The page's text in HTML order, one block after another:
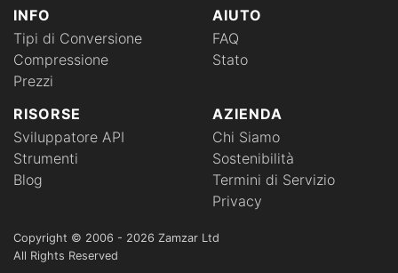
INFO
Tipi di Conversione
Compressione
Prezzi
AIUTO
FAQ
Stato
RISORSE
Sviluppatore API
Strumenti
Blog
AZIENDA
Chi Siamo
Sostenibilità
Termini di Servizio
Privacy
Copyright © 2006 - 2026 Zamzar Ltd
All Rights Reserved